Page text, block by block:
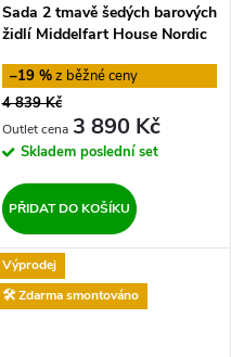
Sada 2 tmavě šedých barových
židlí Middelfart House Nordic
–19 %
4 839 Kč
3 890 Kč
Skladem poslední set
PŘIDAT DO KOŠÍKU
Výprodej
🛠️ Zdarma smontováno